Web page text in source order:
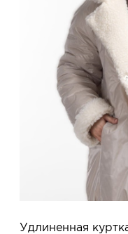
Удлиненная